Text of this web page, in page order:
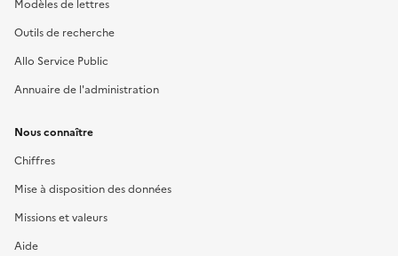
Modèles de lettres
Outils de recherche
Allo Service Public
Annuaire de l'administration
Nous connaître
Chiffres
Mise à disposition des données
Missions et valeurs
Aide